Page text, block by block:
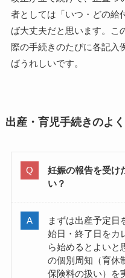
者としては「いつ・どの給
ば大丈夫だと思います。こ
際の手続きのたびに各記入
ばうれしいです。
出産・育児手続きのよ
妊娠の報告を受け
い？
まずは出産予定日
始日・終了日をカ
ら始めるとよいと
の個別周知（育休
保険料の扱い）を